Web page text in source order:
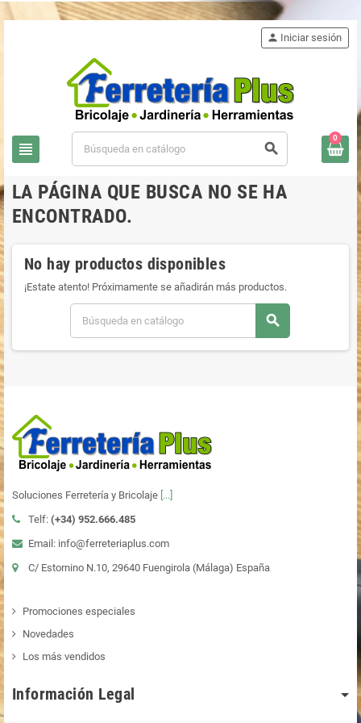
view_headline search
person Iniciar sesión
0
LA PÁGINA QUE BUSCA NO SE HA
ENCONTRADO.
No hay productos disponibles
¡Estate atento! Próximamente se añadirán más productos.
search
Soluciones Ferretería y Bricolaje [...]
Telf: (+34) 952.666.485
Email: info@ferreteriaplus.com
C/ Estornino N.10, 29640 Fuengirola (Málaga) España
Promociones especiales
Novedades
Los más vendidos
Información Legal